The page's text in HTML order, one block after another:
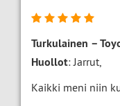
Turkulainen –
Huollot: Jarrut,
Kaikki meni niin